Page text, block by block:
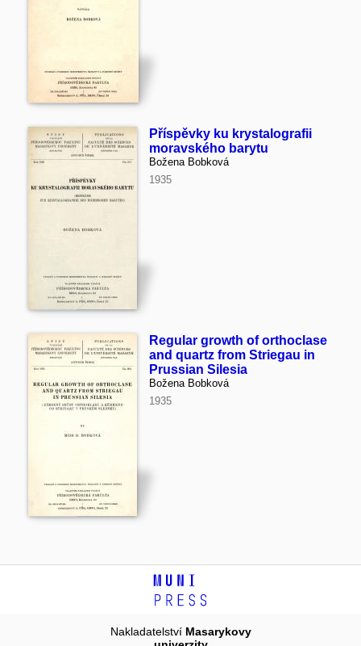
Příspěvky ku krystalografii
moravského barytu
Božena Bobková
1935
Regular growth of orthoclase
and quartz from Striegau in
Prussian Silesia
Božena Bobková
1935
Nakladatelství Masarykovy